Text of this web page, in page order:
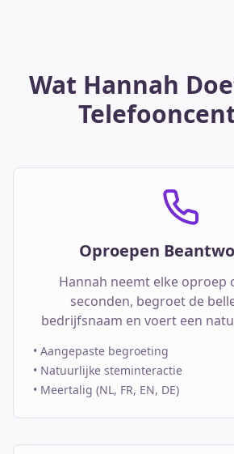
Wat Hannah
Oproepen
Hannah neemt elke oproep
seconden, begroet de
bedrijfsnaam en voert een
• Aangepaste begroeting
• Natuurlijke steminteractie
• Meertalig (NL, FR, EN, DE)